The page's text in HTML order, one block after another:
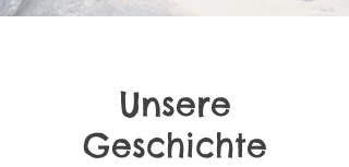
Unsere
Geschichte